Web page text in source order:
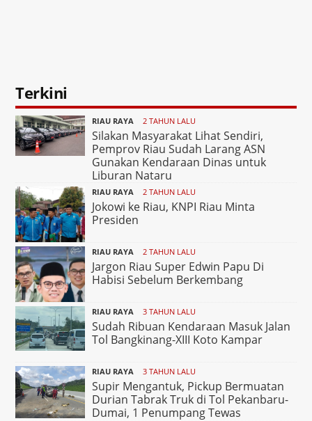
Terkini
RIAU RAYA 2 TAHUN LALU
Silakan Masyarakat Lihat Sendiri,
Pemprov Riau Sudah Larang ASN
Gunakan Kendaraan Dinas untuk
Liburan Nataru
RIAU RAYA 2 TAHUN LALU
Jokowi ke Riau, KNPI Riau Minta
Presiden
RIAU RAYA 2 TAHUN LALU
Jargon Riau Super Edwin Papu Di
Habisi Sebelum Berkembang
RIAU RAYA 3 TAHUN LALU
Sudah Ribuan Kendaraan Masuk Jalan
Tol Bangkinang-XIII Koto Kampar
RIAU RAYA 3 TAHUN LALU
Supir Mengantuk, Pickup Bermuatan
Durian Tabrak Truk di Tol Pekanbaru-
Dumai, 1 Penumpang Tewas